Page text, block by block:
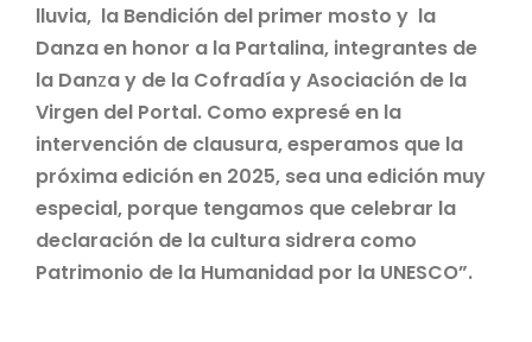
lluvia, la Bendición del primer mosto y la
Danza en honor a la Partalina, integrantes de
la Danza y de la Cofradía y Asociación de la
Virgen del Portal. Como expresé en la
intervención de clausura, esperamos que la
próxima edición en 2025, sea una edición muy
especial, porque tengamos que celebrar la
declaración de la cultura sidrera como
Patrimonio de la Humanidad por la UNESCO”.